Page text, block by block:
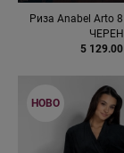
Риза Anabel Arto
ЧЕРЕН
5
НОВО